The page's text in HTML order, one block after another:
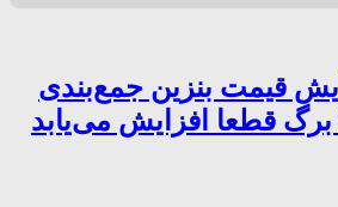
قیمت بنزین جمع‌بندی
قطعا افزایش می‌یابد